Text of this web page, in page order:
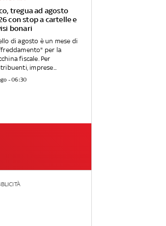
tregua ad agosto
con stop a cartelle e
bonari
di agosto è un mese di
per la
fiscale. Per
imprese...
- 06:30